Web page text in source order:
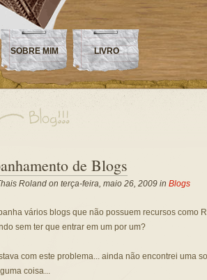
SOBRE MIM LIVRO
de Blogs
Rolandon terça-feira, maio 26, 2009 in Blogs
vários blogs que não possuem recursos como
sem ter que entrar em um por um?
com este problema... ainda não encontrei uma
coisa...